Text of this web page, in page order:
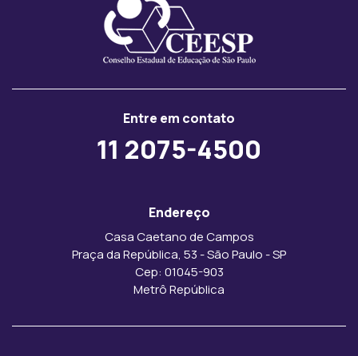
Entre em contato
11 2075-4500
Endereço
Casa Caetano de Campos
Praça da República, 53 - São Paulo - SP
Cep: 01045-903
Metrô República